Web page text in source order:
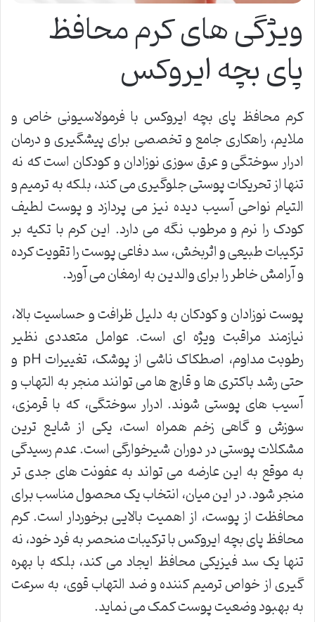
ویژگی های کرم محافظ
پای بچه ایروکس
کرم محافظ پای بچه ایروکس با فرمولاسیونی خاص و
ملایم، راهکاری جامع و تخصصی برای پیشگیری و درمان
ادرار سوختگی و عرق سوزی نوزادان و کودکان است که نه
تنها از تحریکات پوستی جلوگیری می کند، بلکه به ترمیم و
التیام نواحی آسیب دیده نیز می پردازد و پوست لطیف
کودک را نرم و مرطوب نگه می دارد. این کرم با تکیه بر
ترکیبات طبیعی و اثربخش، سد دفاعی پوست را تقویت کرده
و آرامش خاطر را برای والدین به ارمغان می آورد.
پوست نوزادان و کودکان به دلیل ظرافت و حساسیت بالا،
نیازمند مراقبت ویژه ای است. عوامل متعددی نظیر
رطوبت مداوم، اصطکاک ناشی از پوشک، تغییرات pH و
حتی رشد باکتری ها و قارچ ها می توانند منجر به التهاب و
آسیب های پوستی شوند. ادرار سوختگی، که با قرمزی،
سوزش و گاهی زخم همراه است، یکی از شایع ترین
مشکلات پوستی در دوران شیرخوارگی است. عدم رسیدگی
به موقع به این عارضه می تواند به عفونت های جدی تر
منجر شود. در این میان، انتخاب یک محصول مناسب برای
محافظت از پوست، از اهمیت بالایی برخوردار است. کرم
محافظ پای بچه ایروکس با ترکیبات منحصر به فرد خود، نه
تنها یک سد فیزیکی محافظ ایجاد می کند، بلکه با بهره
گیری از خواص ترمیم کننده و ضد التهاب قوی، به سرعت
به بهبود وضعیت پوست کمک می نماید.